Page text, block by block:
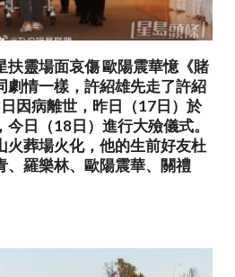
扶靈場面哀傷 歐陽震華憶《賭
劇情一樣，許紹雄先走了許紹
因病離世，昨日（17日）於
日（18日）進行大殮儀式。
火葬場火化，他的生前好友杜
、羅樂林、歐陽震華、關禮